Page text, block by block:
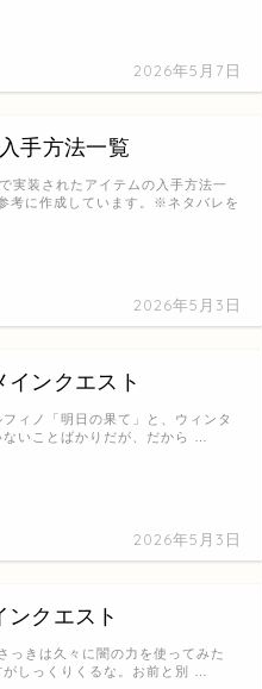
2026年5月7日
手方法一覧
2026年5月3日
実装されたアイテムの入手方法一
考に作成しています。※ネタバレを
ンクエスト
2026年5月3日
ノ「明日の果て」と、ウィンタ
いことばかりだが、だから …
クエスト
きは久々に闇の力を使ってみた
しっくりくるな。お前と別 …